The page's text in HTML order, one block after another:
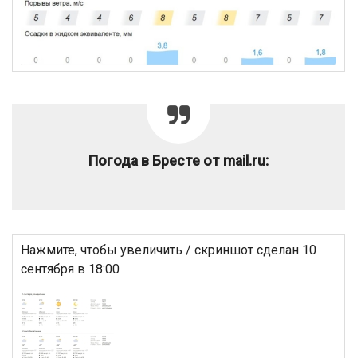
Погода в Бресте от mail.ru:
Нажмите, чтобы увеличить / скриншот сделан 10
сентября в 18:00